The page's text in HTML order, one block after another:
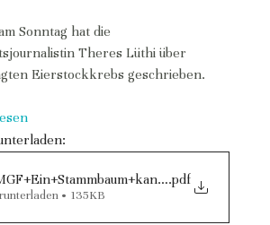
Sonntag hat die
Theres Lüthi über
Eierstockkrebs geschrieben.
.pdf
• 135KB